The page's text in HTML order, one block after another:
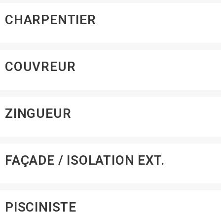
CHARPENTIER
COUVREUR
ZINGUEUR
FAÇADE / ISOLATION EXT.
PISCINISTE